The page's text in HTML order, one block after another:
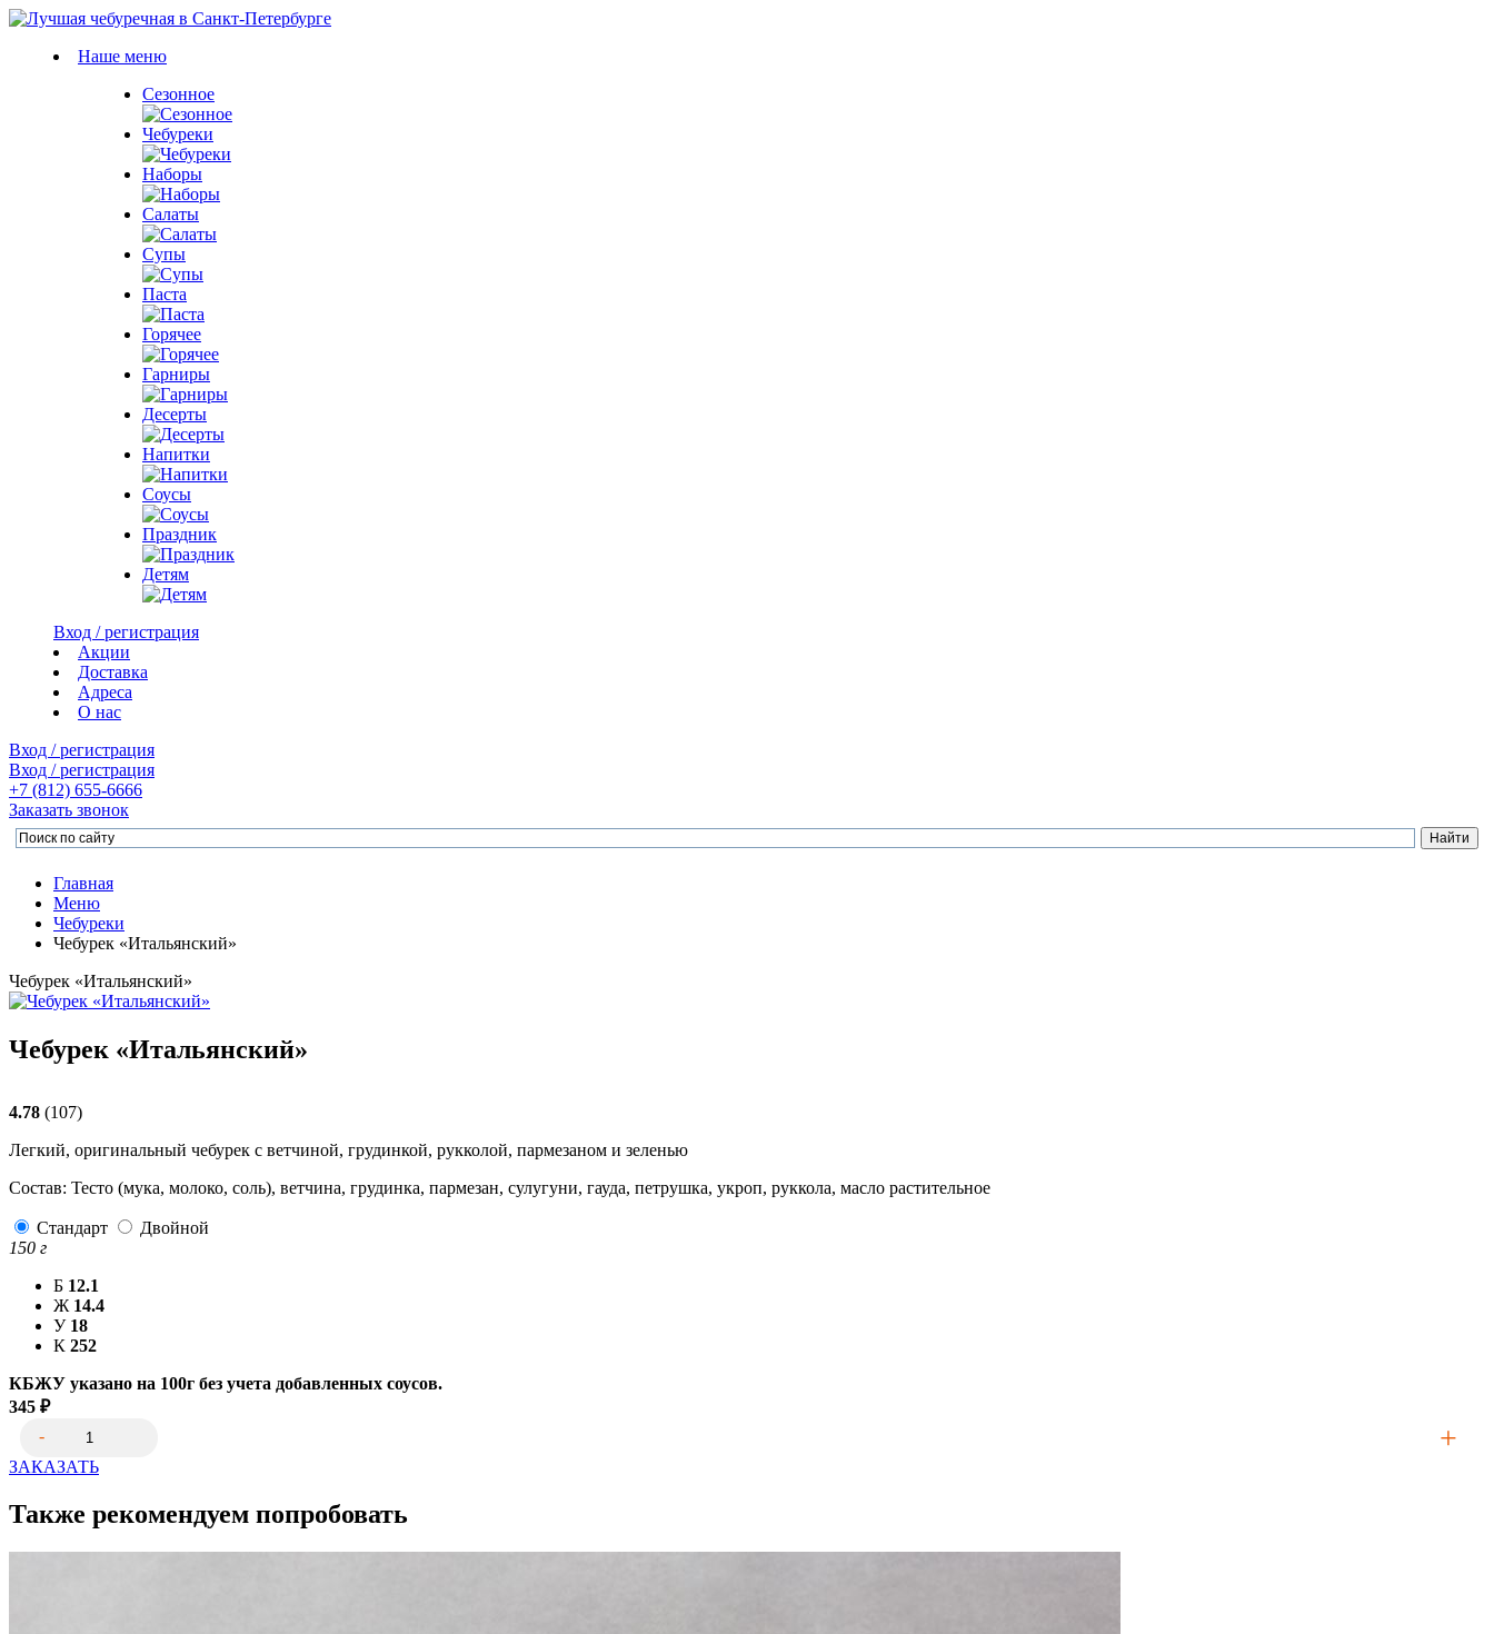
Наше меню
Сезонное
Чебуреки
Наборы
Салаты
Супы
Паста
Горячее
Гарниры
Десерты
Напитки
Соусы
Праздник
Детям
Вход / регистрация
Акции
Доставка
Адреса
О нас
Вход / регистрация
Вход / регистрация
+7 (812) 655-6666
Заказать звонок
Главная
Меню
Чебуреки
Чебурек «Итальянский»
Чебурек «Итальянский»
Чебурек «Итальянский»
4.78 (107)
Легкий, оригинальный чебурек с ветчиной, грудинкой, рукколой, пармезаном и зеленью
Состав: Тесто (мука, молоко, соль), ветчина, грудинка, пармезан, сулугуни, гауда, петрушка, укроп, руккола, масло растительное
Стандарт
Двойной
150 г
Б 12.1
Ж 14.4
У 18
К 252
КБЖУ указано на 100г без учета добавленных соусов.
345 ₽
ЗАКАЗАТЬ
Также рекомендуем попробовать